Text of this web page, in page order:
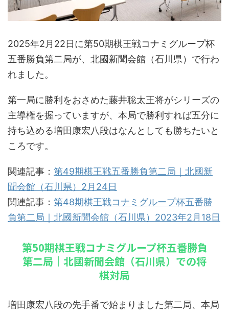
2025年2月22日に第50期棋王戦コナミグループ杯
五番勝負第二局が、北國新聞会館（石川県）で行わ
れました。
第一局に勝利をおさめた藤井聡太王将がシリーズの
主導権を握っていますが、本局で勝利すれば五分に
持ち込める増田康宏八段はなんとしても勝ちたいと
ころです。
関連記事： 第49期棋王戦五番勝負第二局｜北國新
聞会館（石川県）2月24日
関連記事： 第48期棋王戦コナミグループ杯五番勝
負第二局｜北國新聞会館（石川県）2023年2月18日
第50期棋王戦コナミグループ杯五番勝負
第二局｜北國新聞会館（石川県）での将
棋対局
増田康宏八段の先手番で始まりました第二局、本局